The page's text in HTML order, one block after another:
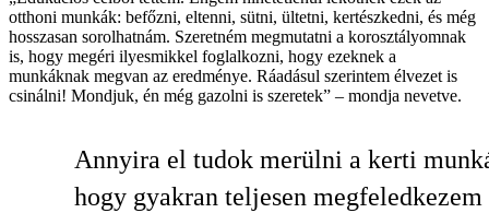
otthoni munkák: befőzni, eltenni, sütni, ültetni, kertészkedni, és még
hosszasan sorolhatnám. Szeretném megmutatni a korosztályomnak
is, hogy megéri ilyesmikkel foglalkozni, hogy ezeknek a
munkáknak megvan az eredménye. Ráadásul szerintem élvezet is
csinálni! Mondjuk, én még gazolni is szeretek” – mondja nevetve.
Annyira el tudok merülni a kerti
hogy gyakran teljesen megfeledkezem